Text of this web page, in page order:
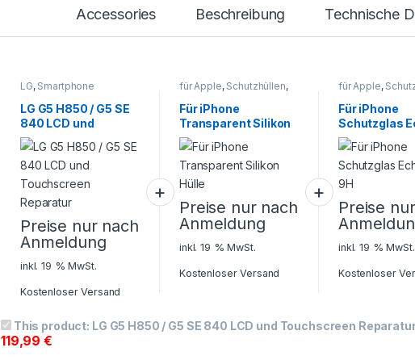
Accessories Beschreibung Technische
LG, Smartphone
LG G5 H850 / G5 SE
840 LCD und
Touchscreen
Reparatur
Preise nur nach
Anmeldung
inkl. 19 % MwSt.
Kostenloser Versand
für Apple, Schutzhüllen,
Smartphone Zubehör
Für iPhone
Transparent Silikon
Hülle
Preise nur nach
Anmeldung
inkl. 19 % MwSt.
Kostenloser Versand
für Apple,
Smartphone
Für iPhone
Schutzglas
9H
Preise
inkl. 19 % MwSt.
Kostenloser
This product: LG G5 H850 / G5 SE 840 LCD und Touchscreen
119,99€